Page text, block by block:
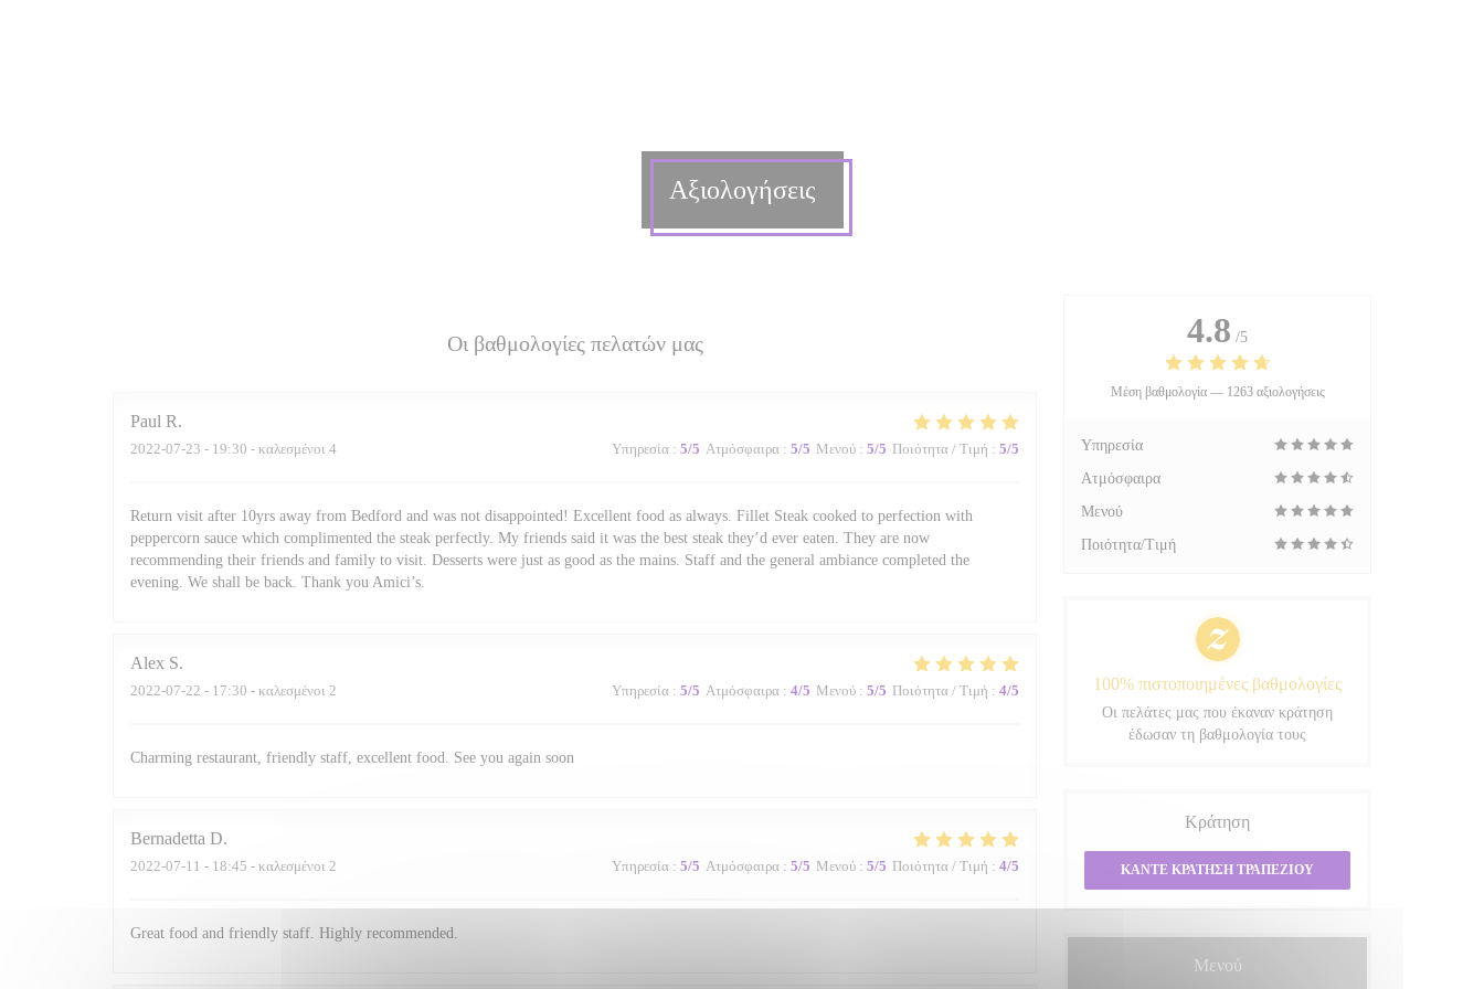
Αξιολογήσεις
Οι βαθμολογίες πελατών μας
Paul R
2022-07-23 - 19:30 - καλεσμένοι 4 Υπηρεσία : 5/5 Ατμόσφαιρα : 5/5 Μενού : 5/5 Ποιότητα / Τιμή : 5/5
Return visit after 10yrs away from Bedford and was not disappointed! Excellent food as always. Fillet Steak cooked to perfection with
peppercorn sauce which complimented the steak perfectly. My friends said it was the best steak they’d ever eaten. They are now
recommending their friends and family to visit. Desserts were just as good as the mains. Staff and the general ambiance completed the
evening. We shall be back. Thank you Amici’s.
Alex S
2022-07-22 - 17:30 - καλεσμένοι 2 Υπηρεσία : 5/5 Ατμόσφαιρα : 4/5 Μενού : 5/5 Ποιότητα / Τιμή : 4/5
Charming restaurant, friendly staff, excellent food. See you again soon
Bernadetta D
2022-07-11 - 18:45 - καλεσμένοι 2 Υπηρεσία : 5/5 Ατμόσφαιρα : 5/5 Μενού : 5/5 Ποιότητα / Τιμή : 4/5
Great food and friendly staff. Highly recommended.
4.8 /5
Μέση βαθμολογία — 1263 αξιολογήσεις
Υπηρεσία
Ατμόσφαιρα
Μενού
Ποιότητα/Τιμή
100% πιστοποιημένες βαθμολογίες
Οι πελάτες μας που έκαναν κράτηση
έδωσαν τη βαθμολογία τους
Κράτηση
ΚΆΝΤΕ ΚΡΆΤΗΣΗ ΤΡΑΠΕΖΙΟΎ
Μενού